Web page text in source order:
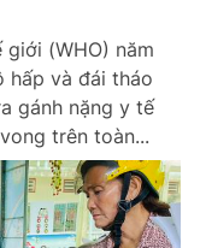
(WHO) năm
hấp và đái tháo
gánh nặng y tế
trên toàn...